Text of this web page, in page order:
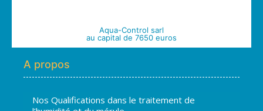
Aqua-Control sarl
au capital de 7650 euros
A propos
Nos Qualifications dans le traitement de